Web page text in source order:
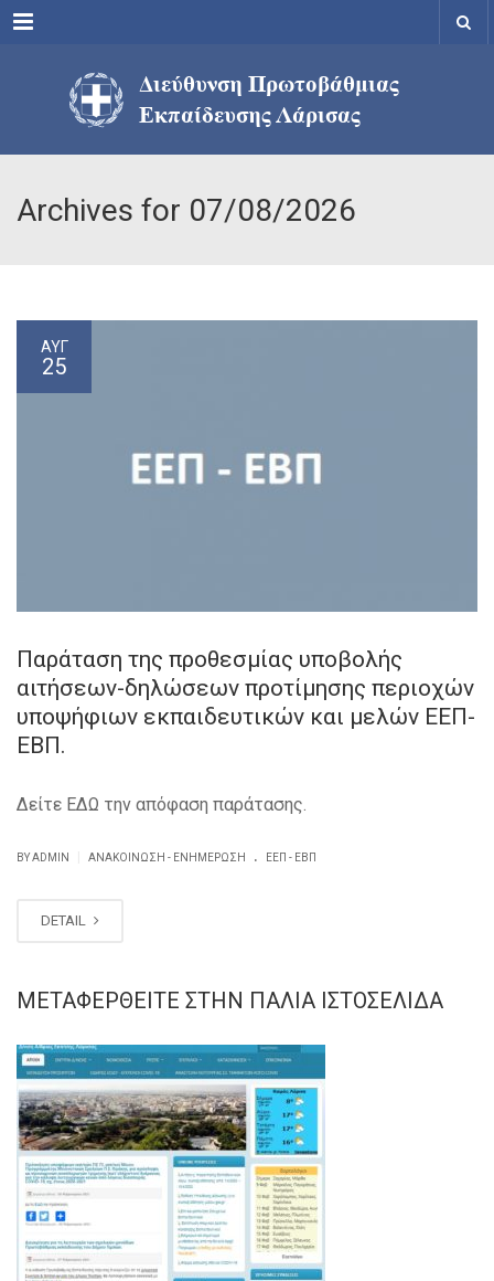
Menu
Archives for 07/08/2026
ΑΥΓ
25
Παράταση της προθεσμίας υποβολής
αιτήσεων-δηλώσεων προτίμησης περιοχών
υποψήφιων εκπαιδευτικών και μελών ΕΕΠ-
ΕΒΠ.
Δείτε ΕΔΩ την απόφαση παράτασης.
BY ADMIN ΑΝΑΚΟΊΝΩΣΗ - ΕΝΗΜΈΡΩΣΗ . ΕΕΠ - ΕΒΠ
DETAIL
ΜΕΤΑΦΕΡΘΕΊΤΕ ΣΤΗΝ ΠΑΛΙΆ ΙΣΤΟΣΕΛΊΔΑ